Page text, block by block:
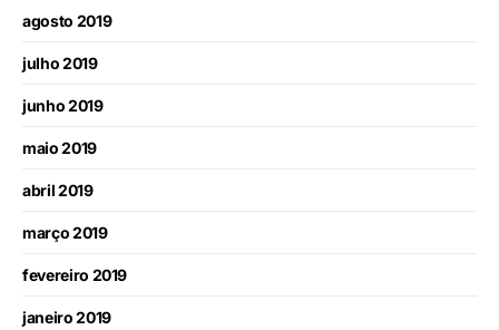
agosto 2019
julho 2019
junho 2019
maio 2019
abril 2019
março 2019
fevereiro 2019
janeiro 2019